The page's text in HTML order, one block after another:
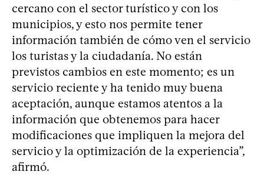
cercano con el sector turístico y con los
municipios, y esto nos permite tener
información también de cómo ven el servicio
los turistas y la ciudadanía. No están
previstos cambios en este momento; es un
servicio reciente y ha tenido muy buena
aceptación, aunque estamos atentos a la
información que obtenemos para hacer
modificaciones que impliquen la mejora del
servicio y la optimización de la experiencia”,
afirmó.